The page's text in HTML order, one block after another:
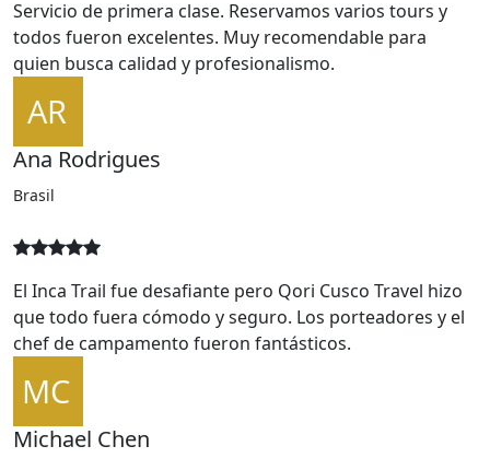
Ana Rodrigues
Brasil
que todo fuera cómodo y seguro. Los porteadores y el
Michael Chen
Canadá